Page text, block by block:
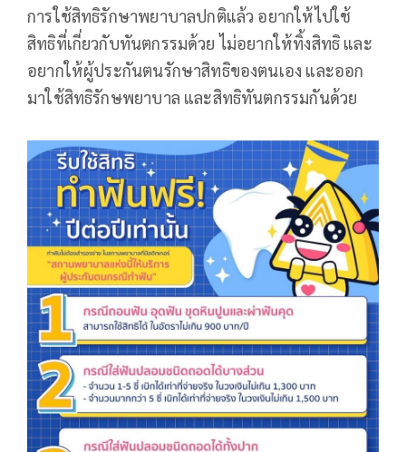
การใช้สิทธิรักษาพยาบาลปกติแล้ว อยากให้ไปใช้
สิทธิที่เกี่ยวกับทันตกรรมด้วย ไม่อยากให้ทิ้งสิทธิ และ
อยากให้ผู้ประกันตนรักษาสิทธิของตนเอง และออก
มาใช้สิทธิรักษพยาบาล และสิทธิทันตกรรมกันด้วย